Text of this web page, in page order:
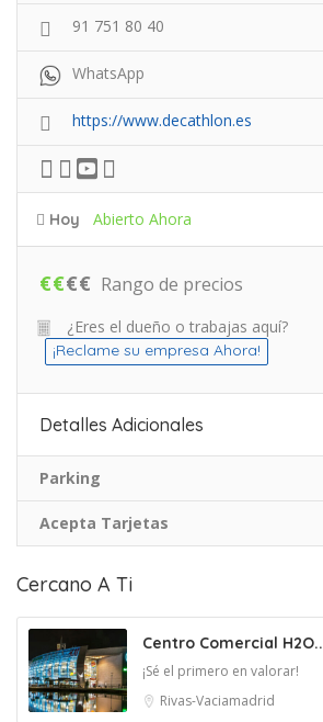
91 751 80 40
WhatsApp
https://www.decathlon.es
Hoy Abierto Ahora
€€€€ Rango de precios
¿Eres el dueño o trabajas aquí?
¡Reclame su empresa Ahora!
Detalles Adicionales
Parking
Acepta Tarjetas
Cercano A Ti
Centro Comercial H2O..
¡Sé el primero en valorar!
Rivas-Vaciamadrid